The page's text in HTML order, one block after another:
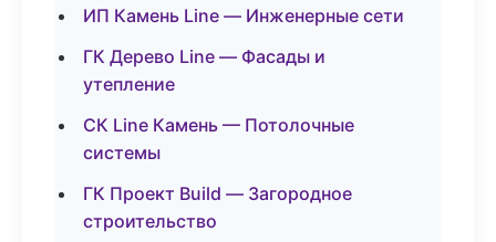
ИП Камень Line — Инженерные сети
ГК Дерево Line — Фасады и
утепление
СК Line Камень — Потолочные
системы
ГК Проект Build — Загородное
строительство